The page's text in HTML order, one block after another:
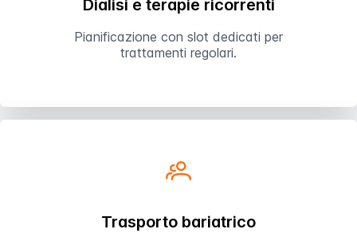
Dialisi e terapie ricorrenti
Pianificazione con slot dedicati per
trattamenti regolari.
Trasporto bariatrico